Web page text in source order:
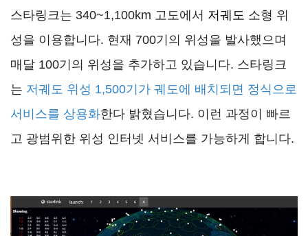
스타링크는 340~1,100km 고도에서 저궤도 소형 위
성을 이용합니다. 현재 700기의 위성을 발사했으며
매달 100기의 위성을 추가하고 있습니다. 스타링크
는 저궤도 위성 1,500기가 궤도에 배치되면 정식으로
서비스를 상용화한다 밝혔습니다. 이런 과정이 빠르
고 광범위한 위성 인터넷 서비스를 가능하게 합니다.